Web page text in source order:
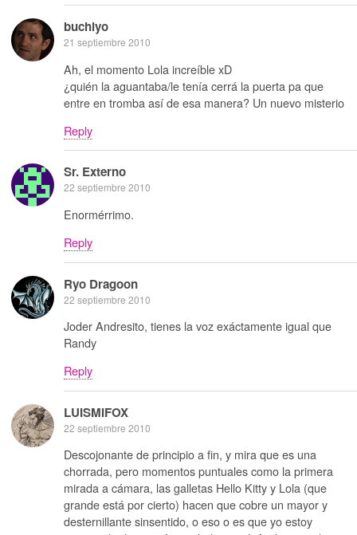
buchiyo
21 septiembre 2010
Ah, el momento Lola increíble xD
¿quién la aguantaba/le tenía cerrá la puerta pa que
entre en tromba así de esa manera? Un nuevo misterio
Reply
Sr. Externo
22 septiembre 2010
Enormérrimo.
Reply
Ryo Dragoon
22 septiembre 2010
Joder Andresito, tienes la voz exáctamente igual que
Randy
Reply
LUISMIFOX
22 septiembre 2010
Descojonante de principio a fin, y mira que es una
chorrada, pero momentos puntuales como la primera
mirada a cámara, las galletas Hello Kitty y Lola (que
grande está por cierto) hacen que cobre un mayor y
desternillante sinsentido, o eso o es que yo estoy